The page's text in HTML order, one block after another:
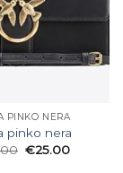
PINKO NERA
pinko nera
€25.00